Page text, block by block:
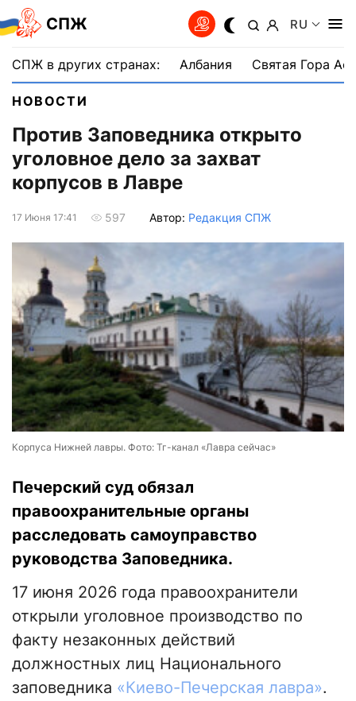
СПЖ RU
СПЖ в других странах: Албания Святая Гора
НОВОСТИ
Против Заповедника открыто
уголовное дело за захват
корпусов в Лавре
17 Июня 17:41 597 Автор: Редакция СПЖ
Корпуса Нижней лавры. Фото: Тг-канал «Лавра сейчас»
Печерский суд обязал
правоохранительные органы
расследовать самоуправство
руководства Заповедника.
17 июня 2026 года правоохранители
открыли уголовное производство по
факту незаконных действий
должностных лиц Национального
заповедника «Киево-Печерская лавра».